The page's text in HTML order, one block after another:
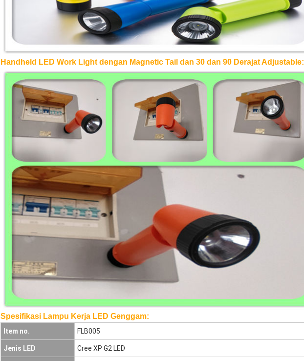
Handheld LED Work Light dengan Magnetic Tail dan 30 dan 90 Derajat Adjustable:
Spesifikasi Lampu Kerja LED Genggam:
Item no. FLB005
Jenis LED Cree XP G2 LED